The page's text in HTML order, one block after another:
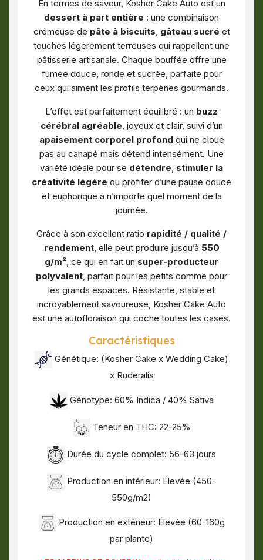
En termes de saveur, Kosher Cake Auto est un
dessert à part entière : une combinaison
crémeuse de pâte à biscuits, gâteau sucré et
touches légèrement terreuses qui rappellent une
pâtisserie artisanale. Chaque bouffée offre une
fumée douce, ronde et sucrée, parfaite pour
ceux qui aiment les profils terpènes gourmands.
L’effet est parfaitement équilibré : un buzz
cérébral agréable, joyeux et clair, suivi d’un
apaisement corporel profond qui ne cloue
pas au canapé mais détend intensément. Une
variété idéale pour se détendre, stimuler la
créativité légère ou profiter d’une pause douce
et euphorique à n’importe quel moment de la
journée.
Grâce à son excellent ratio rapidité / qualité /
rendement, elle peut produire jusqu’à 550
g/m², ce qui en fait un super-producteur
polyvalent, parfait pour les petits comme pour
les grands espaces. Résistante, stable et
incroyablement savoureuse, Kosher Cake Auto
est une autofloraison qui coche toutes les cases.
Caractéristiques
Génétique: (Kosher Cake x Wedding Cake)
x Ruderalis
Génotype: 60% Indica / 40% Sativa
Teneur en THC: 22-25%
Durée du cycle complet: 56-63 jours
Production en intérieur: Élevée (450-
550g/m2)
Production en extérieur: Élevée (60-160g
par plante)